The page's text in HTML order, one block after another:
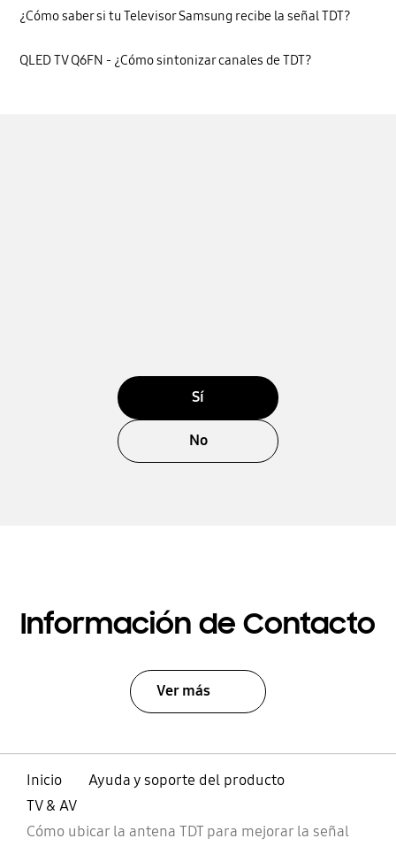
¿Cómo saber si tu Televisor Samsung recibe la señal TDT?
QLED TV Q6FN - ¿Cómo sintonizar canales de TDT?
Sí
No
Información de Contacto
Ver más
Inicio
Ayuda y soporte del producto
TV & AV
Cómo ubicar la antena TDT para mejorar la señal